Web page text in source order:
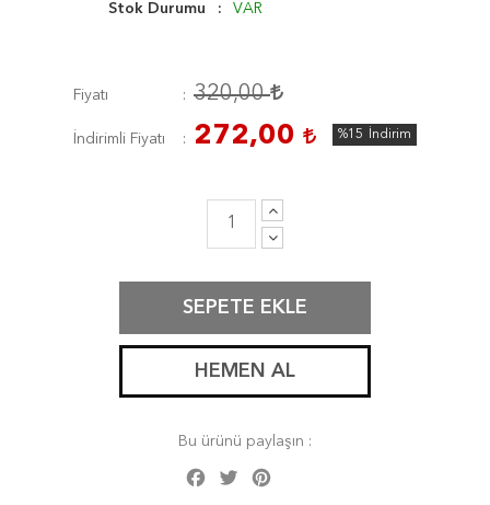
Stok Durumu
VAR
Fiyatı 320,00
İndirimli Fiyatı 272,00 %15 İndirim
SEPETE EKLE
HEMEN AL
Bu ürünü paylaşın :
Facebook
Twitter